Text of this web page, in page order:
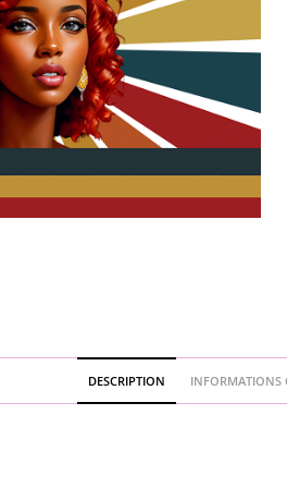
DESCRIPTION INFORMATIONS